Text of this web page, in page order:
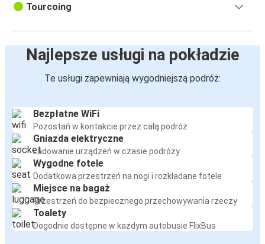
Tourcoing
Najlepsze usługi na pokładzie
Te usługi zapewniają wygodniejszą podróż:
Bezpłatne WiFi
Pozostań w kontakcie przez całą podróż
Gniazda elektryczne
Ładowanie urządzeń w czasie podróży
Wygodne fotele
Dodatkowa przestrzeń na nogi i rozkładane fotele
Miejsce na bagaż
Przestrzeń do bezpiecznego przechowywania rzeczy
Toalety
Dogodnie dostępne w każdym autobusie FlixBus